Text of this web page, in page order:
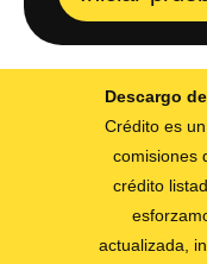
Descargo
Crédito es
comisiones
crédito
actualizada,